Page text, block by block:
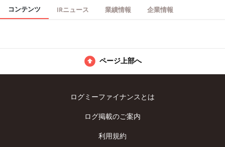
コンテンツ IRニュース 業績情報 企業情報
ページ上部へ
ログミーファイナンスとは
ログ掲載のご案内
利用規約